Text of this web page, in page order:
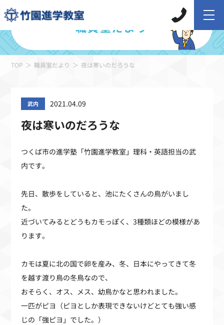
職員室だより
TOP 職員室だより 夜は寒いのだろうな
武内 2021.04.09
夜は寒いのだろうな
つくば市の進学塾「竹園進学教室」理科・英語担当の武
内です。
先日、散歩をしていると、池にたくさんの鳥がいまし
た。
近づいてみるとどうもカモっぽく、3種類ほどの模様があ
ります。
カモは夏に北の国で卵を産み、冬、日本にやってきて冬
を越す渡り鳥の冬鳥なので、
おそらく、オス、メス、幼鳥かなと思われました。
一匹がピヨ（ピヨとしか表現できないけどとても強い感
じの「強ピヨ」でした。）